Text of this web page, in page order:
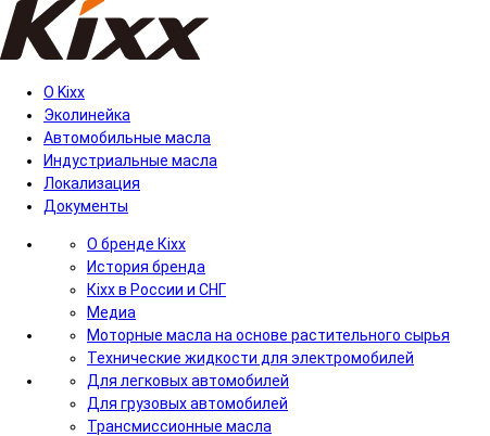
О Kixx
Эколинейка
Автомобильные масла
Индустриальные масла
Локализация
Документы
О бренде Кіхх
История бренда
Кіхx в России и СНГ
Медиа
Моторные масла на основе растительного сырья
Технические жидкости для электромобилей
Для легковых автомобилей
Для грузовых автомобилей
Трансмиссионные масла